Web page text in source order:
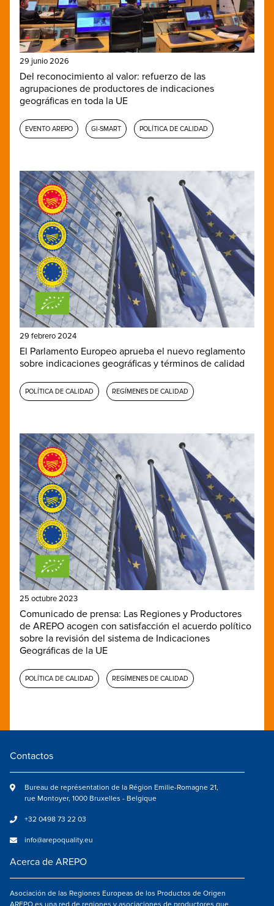
29 junio 2026
Del reconocimiento al valor: refuerzo de las
agrupaciones de productores de indicaciones
geográficas en toda la UE
EVENTO AREPO GI-SMART POLÍTICA DE CALIDAD
29 febrero 2024
El Parlamento Europeo aprueba el nuevo reglamento
sobre indicaciones geográficas y términos de calidad
POLÍTICA DE CALIDAD REGÍMENES DE CALIDAD
25 octubre 2023
Comunicado de prensa: Las Regiones y Productores
de AREPO acogen con satisfacción el acuerdo político
sobre la revisión del sistema de Indicaciones
Geográficas de la UE
POLÍTICA DE CALIDAD REGÍMENES DE CALIDAD
Contactos
Bureau de représentation de la Région Emilie-Romagne 21,
rue Montoyer, 1000 Bruxelles - Belgique
+32 0498 73 22 03
info@arepoquality.eu
Acerca de AREPO
Asociación de las Regiones Europeas de los Productos de Origen